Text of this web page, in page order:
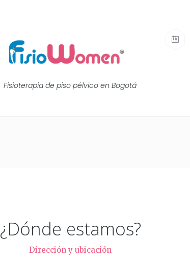
Fisioterapia de piso pélvico en Bogotá
¿Dónde estamos?
Dirección y ubicación